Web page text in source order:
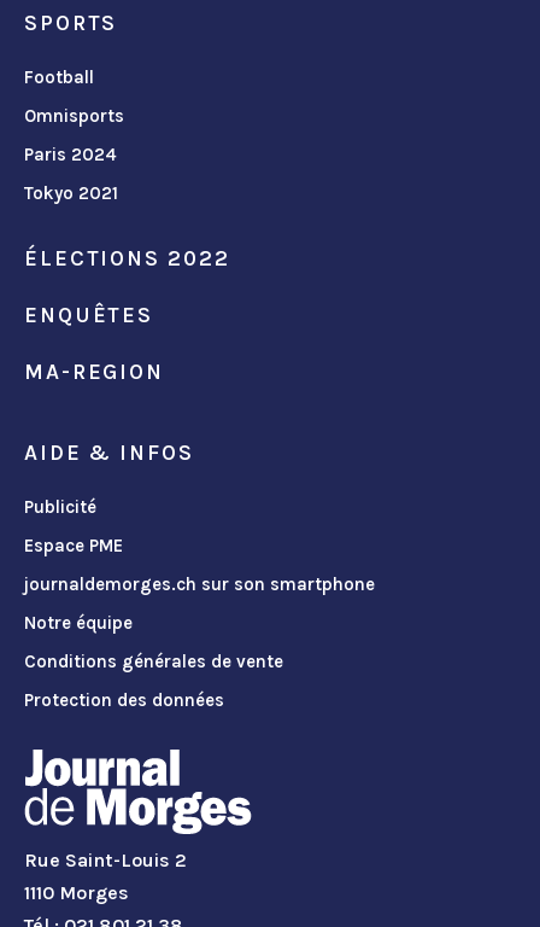
SPORTS
Football
Omnisports
Paris 2024
Tokyo 2021
ÉLECTIONS 2022
ENQUÊTES
MA-REGION
AIDE & INFOS
Publicité
Espace PME
journaldemorges.ch sur son smartphone
Notre équipe
Conditions générales de vente
Protection des données
Rue Saint-Louis 2
1110 Morges